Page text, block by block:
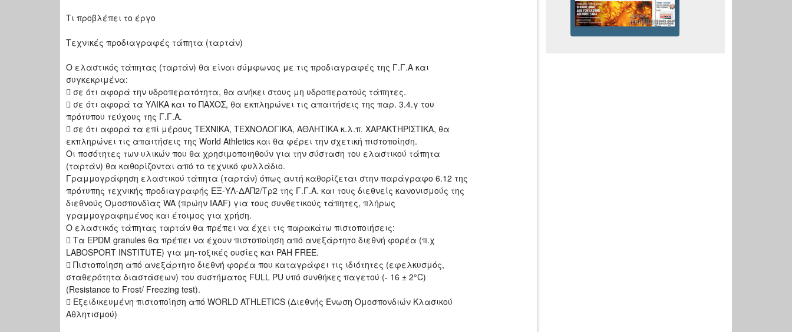
Τι προβλέπει το έργο
Τεχνικές προδιαγραφές τάπητα (ταρτάν)
Ο ελαστικός τάπητας (ταρτάν) θα είναι σύμφωνος με τις προδιαγραφές της Γ.Γ.Α και
συγκεκριμένα:
 σε ότι αφορά την υδροπερατότητα, θα ανήκει στους μη υδροπερατούς τάπητες.
 σε ότι αφορά τα ΥΛΙΚΑ και το ΠΑΧΟΣ, θα εκπληρώνει τις απαιτήσεις της παρ. 3.4.γ του
πρότυπου τεύχους της Γ.Γ.Α.
 σε ότι αφορά τα επί μέρους ΤΕΧΝΙΚΑ, ΤΕΧΝΟΛΟΓΙΚΑ, ΑΘΛΗΤΙΚΑ κ.λ.π. ΧΑΡΑΚΤΗΡΙΣΤΙΚΑ, θα
εκπληρώνει τις απαιτήσεις της World Athletics και θα φέρει την σχετική πιστοποίηση.
Οι ποσότητες των υλικών που θα χρησιμοποιηθούν για την σύσταση του ελαστικού τάπητα
(ταρτάν) θα καθορίζονται από το τεχνικό φυλλάδιο.
Γραμμογράφηση ελαστικού τάπητα (ταρτάν) όπως αυτή καθορίζεται στην παράγραφο 6.12 της
πρότυπης τεχνικής προδιαγραφής ΕΞ-ΥΛ-ΔΑΠ2/Τρ2 της Γ.Γ.Α. και τους διεθνείς κανονισμούς της
διεθνούς Ομοσπονδίας WA (πρώην IAAF) για τους συνθετικούς τάπητες, πλήρως
γραμμογραφημένος και έτοιμος για χρήση.
O ελαστικός τάπητας ταρτάν θα πρέπει να έχει τις παρακάτω πιστοποιήσεις:
 Τα EPDM granules θα πρέπει να έχουν πιστοποίηση από ανεξάρτητο διεθνή φορέα (π.χ
LABOSPORT INSTITUTE) για μη-τοξικές ουσίες και PAH FREE.
 Πιστοποίηση από ανεξάρτητο διεθνή φορέα που καταγράφει τις ιδιότητες (εφελκυσμός,
σταθερότητα διαστάσεων) του συστήματος FULL PU υπό συνθήκες παγετού (- 16 ± 2°C)
(Resistance to Frost/ Freezing test).
 Εξειδικευμένη πιστοποίηση από WORLD ATHLETICS (Διεθνής Ένωση Ομοσπονδιών Κλασικού
Αθλητισμού)